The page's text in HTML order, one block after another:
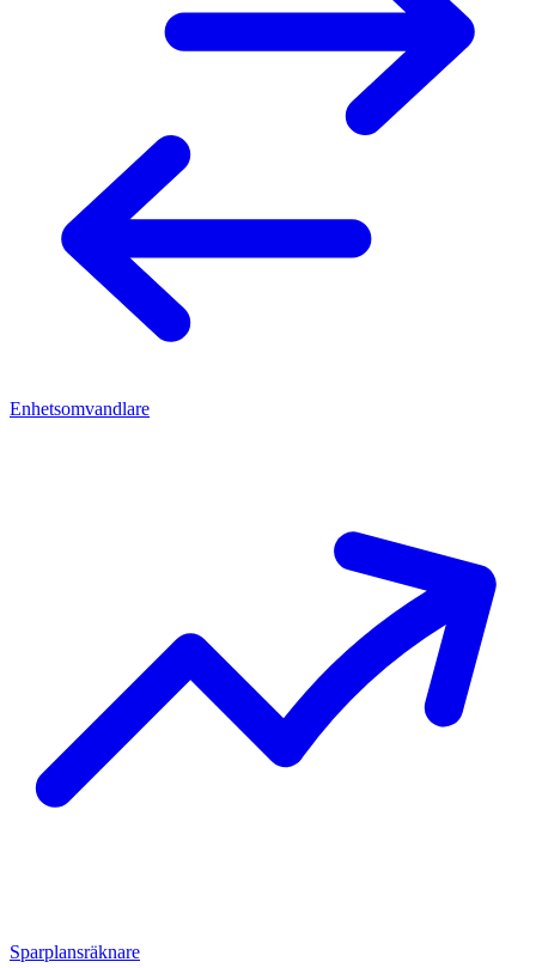
Enhetsomvandlare
Sparplansräknare